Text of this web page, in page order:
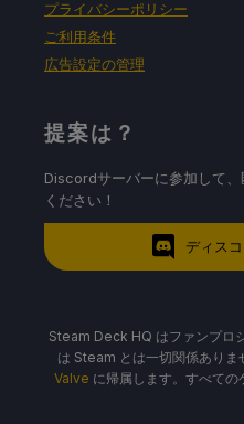
プライバシーポリシー
ご利用条件
広告設定の管理
提案は？
Discordサーバーに参加して
ください！
ディス
Steam Deck HQ はファンプロ
は Steam とは一切関係あり
Valve に帰属します。すべて